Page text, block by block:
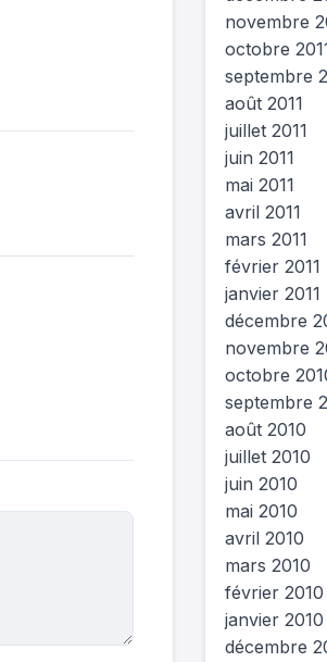
novembre
octobre
septembre
août 2011
juillet 2011
juin 2011
mai 2011
avril 2011
mars 2011
février 2011
janvier 2011
décembre
novembre
octobre
septembre
août 2010
juillet 2010
juin 2010
mai 2010
avril 2010
mars 2010
février 2010
janvier 2010
décembre